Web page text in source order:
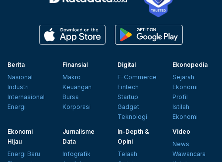
Berita
Nasional
Industri
Internasional
Energi
Finansial
Makro
Keuangan
Bursa
Korporasi
Digital
E-Commerce
Fintech
Startup
Gadget
Teknologi
Ekonopedia
Sejarah
Ekonomi
Profil
Istilah
Ekonomi
Ekonomi
Hijau
Energi Baru
Jurnalisme
Data
Infografik
In-Depth &
Opini
Telaah
Video
News
Wawancara